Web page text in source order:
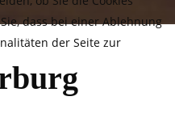
dass bei einer Ablehnung
der Seite zur